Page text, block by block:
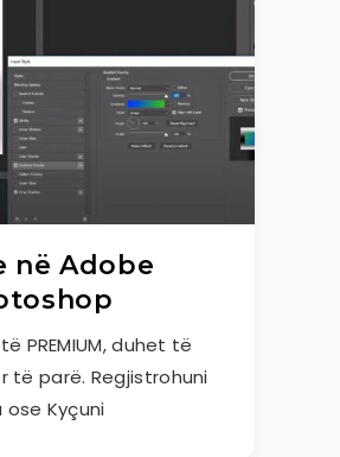
në Adobe
PREMIUM, duhet të
të parë. Regjistrohuni
ose Kyçuni